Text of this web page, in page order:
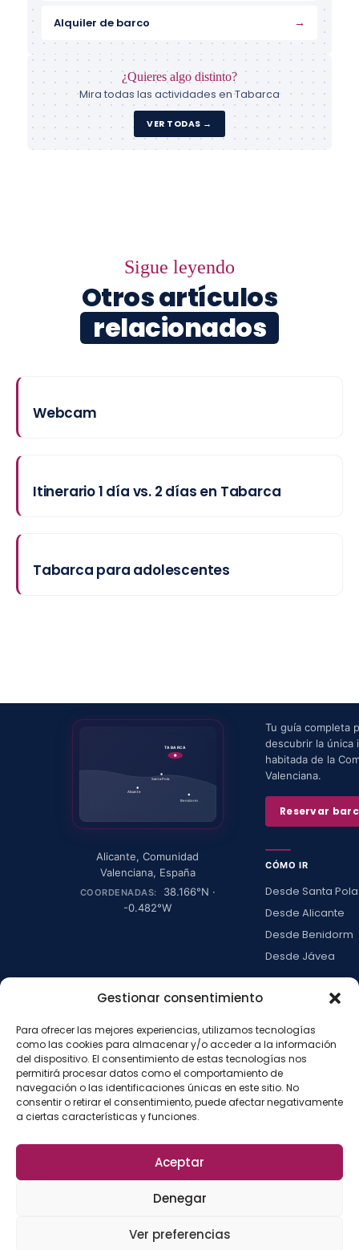
Gestionar consentimiento
Para ofrecer las mejores experiencias, utilizamos tecnologías
como las cookies para almacenar y/o acceder a la información
del dispositivo. El consentimiento de estas tecnologías nos
permitirá procesar datos como el comportamiento de
navegación o las identificaciones únicas en este sitio. No
consentir o retirar el consentimiento, puede afectar negativamente
a ciertas características y funciones.
Aceptar
Denegar
Ver preferencias
Alquiler de barco →
¿Quieres algo distinto?
Mira todas las actividades en Tabarca
VER TODAS →
Sigue leyendo
Otros artículos
relacionados
Webcam
Itinerario 1 día vs. 2 días en Tabarca
Tabarca para adolescentes
TABARCA
Santa Pola
Alicante
Benidorm
Alicante,Comunidad
Valenciana, España
COORDENADAS: 38.166°N ·
-0.482°W
Tu guía completa
descubrir la única
habitada de la
Valenciana.
Reservar
CÓMO IR
Desde Santa Pola
Desde Alicante
Desde Benidorm
Desde Jávea
LA ISLA
Actividades
Blog
Con niños
Press kit
©2026La Isla de
Aviso legal·Privacidad·Cookies·
Configurar cookies